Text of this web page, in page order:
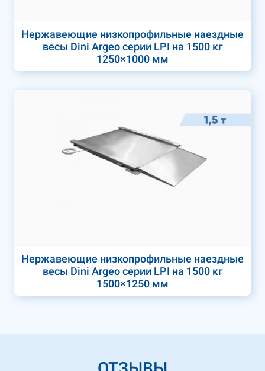
Нержавеющие низкопрофильные наездные
весы Dini Argeo серии LPI на 1500 кг
1250×1000 мм
Нержавеющие низкопрофильные наездные
весы Dini Argeo серии LPI на 1500 кг
1500×1250 мм